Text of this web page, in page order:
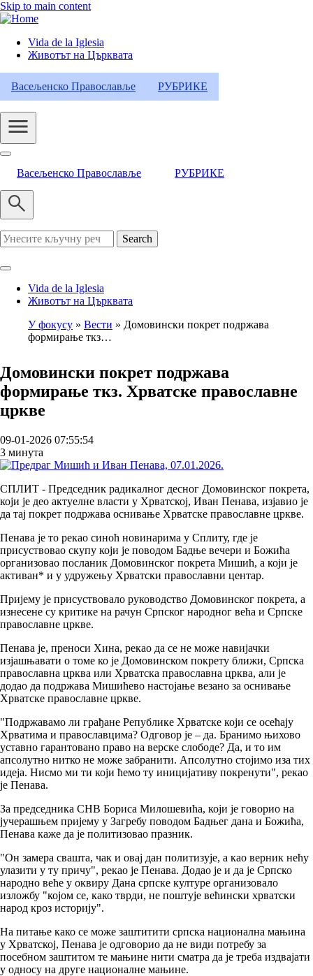
Skip to main content
Header
Category
Menu
Vida de la Iglesia
Животът на Църквата
Васељенско Православље РУБРИКЕ
Васељенско Православље РУБРИКЕ
Search
Vida de la Iglesia
Животът на Църквата
Breadcrumb
У фокусу Вести
Домовински покрет подржава
формирање ткз…
Домовински покрет подржава
формирање ткз. Хрватске православне
цркве
09-01-2026 07:55:54
3 минута
СПЛИТ - Председник радикалног десног Домовинског покрета,
који је део актуелне власти у Хрватској, Иван Пенава, изјавио је
да тај покрет подржава оснивање Хрватске православне цркве.
Пенава је то рекао синоћ новинарима у Сплиту, где је
присуствовао скупу који је поводом Бадње вечери и Божића
организовао посланик Домовинског покрета Мишић, а који је
активан* и у удружењу Хрватски православни центар.
Пријему је присуствовало руководство Домовинског покрета, а
изнесене су критике на рачун Српског народног већа и Српске
православне цркве.
Пенава је, преноси Хина, рекао да се не може навијачки
изјашњавати о томе ко је Домовинском покрету ближи, Српска
православна црква или Хрватска православна црква, али је
додао да подржава Мишићево настојање везано за оснивање
Хрватске православне цркве.
"Подржавамо ли грађане Републике Хрватске који се осећају
Хрватима и православцима? Одговор је – да. Бранимо њихово
уставно гарантовано право на верске слободе? Да, и то им
апсолутно нитко не може забранити. Апсолутно стојимо иза тих
идеја. Нисмо ми ти који ћемо ту иницијативу покренути", рекао
је Пенава.
За председника СНВ Бориса Милошевића, који је говорио на
јучерашњем пријему у Загребу поводом Бадњег дана и Божића,
Пенава каже да је политизовао празник.
"Он замера свашта, чак и овај дан политизује, а као верник нећу
улазити у ту причу", рекао је Пенава. Додао је и да је Српско
народно веће у оквиру Дана српске културе организовало
изложбу "којом се, како тврди, не поштује већински хрватски
народ кроз историју".
На питање како се може заштитити српска национална мањина
у Хрватској, Пенава је одговорио да не види потребу за
посебном заштитом те мањине нити сматра да је треба издвајати
у односу на друге националне мањине.